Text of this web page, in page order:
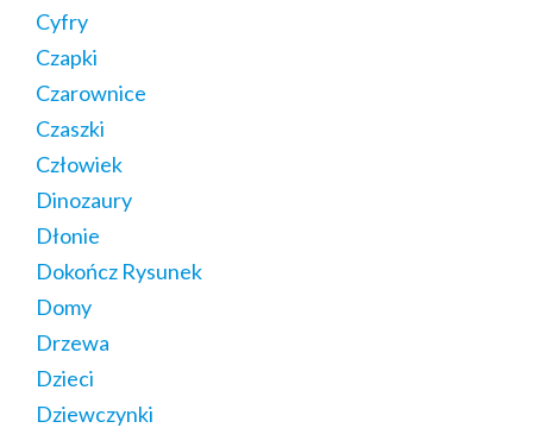
Cyfry
Czapki
Czarownice
Czaszki
Człowiek
Dinozaury
Dłonie
Dokończ Rysunek
Domy
Drzewa
Dzieci
Dziewczynki